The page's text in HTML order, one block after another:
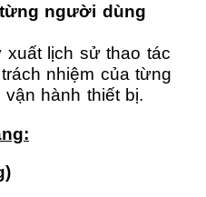
người dùng
lịch sử thao tác
nhiệm của từng
hành thiết bị.